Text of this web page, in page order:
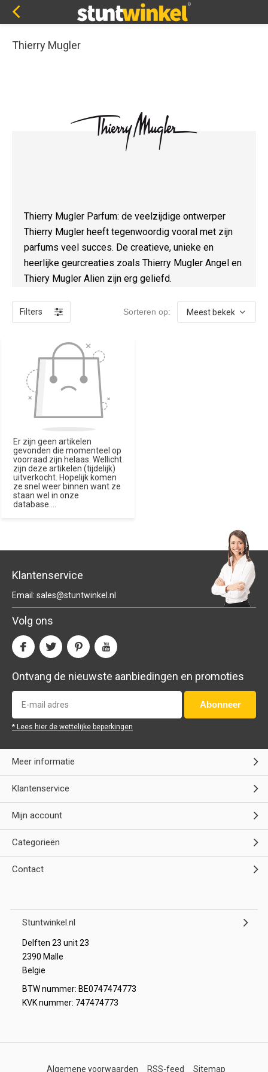
Thierry Mugler
Thierry Mugler Parfum: de veelzijdige ontwerper
Thierry Mugler heeft tegenwoordig vooral met zijn
parfums veel succes. De creatieve, unieke en
heerlijke geurcreaties zoals Thierry Mugler Angel en
Thiery Mugler Alien zijn erg geliefd.
Filters Sorteren op:
Er zijn geen artikelen
gevonden die momenteel op
voorraad zijn helaas. Wellicht
zijn deze artikelen (tijdelijk)
uitverkocht. Hopelijk komen
ze snel weer binnen want ze
staan wel in onze
database....
Klantenservice
Email: sales@stuntwinkel.nl
Volg ons
Ontvang de nieuwste aanbiedingen en promoties
Abonneer
* Lees hier de wettelijke beperkingen
Meer informatie
Klantenservice
Mijn account
Categorieën
Contact
Stuntwinkel.nl
Delften 23 unit 23
2390 Malle
Belgie
BTW nummer: BE0747474773
KVK nummer: 747474773
Algemene voorwaarden RSS-feed Sitemap